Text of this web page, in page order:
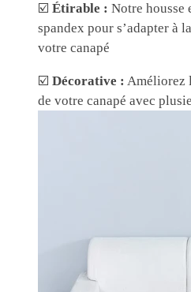
☑️ Étirable : Notre housse
spandex pour s’adapter à
votre canapé
☑️ Décorative : Améliorez
de votre canapé avec